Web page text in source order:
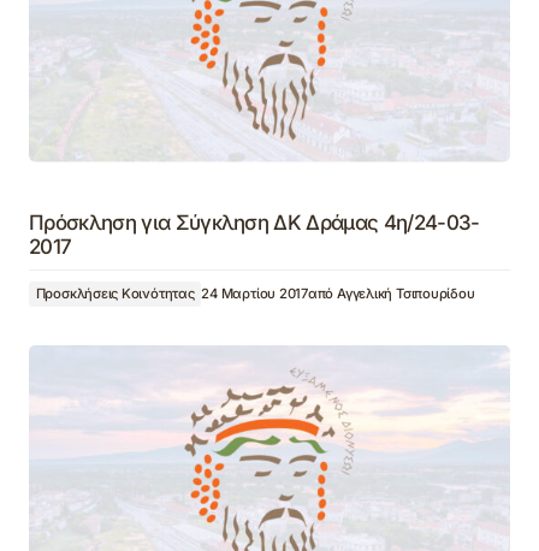
Πρόσκληση για Σύγκληση ΔΚ Δράμας 4η/24-03-
2017
Προσκλήσεις Κοινότητας 24 Μαρτίου 2017από Αγγελική Τσιπουρίδου